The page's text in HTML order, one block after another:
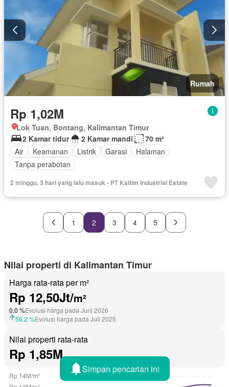
Rumah
Rp 1,02M
Lok Tuan, Bontang, Kalimantan Timur
2 Kamar tidur
2 Kamar mandi
70 m²
Air
Keamanan Listrik Garasi
Halaman
Tanpa perabotan
2 minggu, 3 hari yang lalu masuk - PT Kaltim Industrial Estate
1 2 3 4 5
Nilai properti di Kalimantan Timur
Harga rata-rata per m²
Rp 12,50Jt/m²
0.0 %Evolusi harga pada Juni 2026
56.2 %Evolusi harga pada Juli 2025
Nilai properti rata-rata
Rp 1,85M
Simpan pencarian ini